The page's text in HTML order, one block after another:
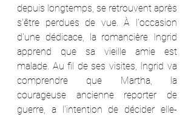
depuis longtemps, se retrouvent après
s'être perdues de vue. À l'occasion
d'une dédicace, la romancière Ingrid
apprend que sa vieille amie est
malade. Au fil de ses visites, Ingrid va
comprendre que Martha, la
courageuse ancienne reporter de
guerre, a l'intention de décider elle-